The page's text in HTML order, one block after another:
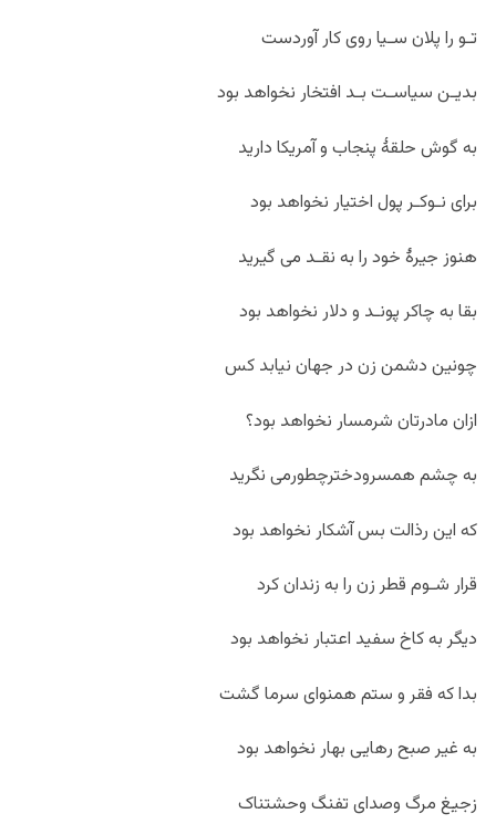
تـو را پلان سـیا روی کار آوردست
بدیـن سیاسـت بـد افتخار نخواهد بود
به گوش حلقۀ پنجاب و آمریکا دارید
برای نـوکـر پول اختیار نخواهد بود
هنوز جیرۀ خود را به نقـد می گیرید
بقا به چاکر پونـد و دلار نخواهد بود
چونین دشمن زن در جهان نیابد کس
ازان مادرتان شرمسار نخواهد بود؟
به چشم همسرودخترچطورمی نگرید
که این رذالت بس آشکار نخواهد بود
قرار شـوم قطر زن را به زندان کرد
دیگر به کاخ سفید اعتبار نخواهد بود
بدا که فقر و ستم همنوای سرما گشت
به غیر صبح رهایی بهار نخواهد بود
زجیغ مرگ وصدای تفنگ وحشتناک